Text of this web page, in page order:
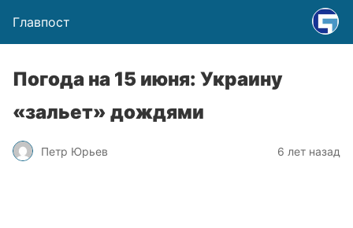
Главпост
Погода на 15 июня: Украину
«зальет» дождями
Петр Юрьев 6 лет назад